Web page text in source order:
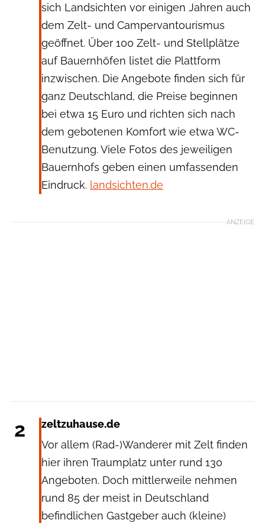
sich Landsichten vor einigen Jahren auch
dem Zelt- und Campervantourismus
geöffnet. Über 100 Zelt- und Stellplätze
auf Bauernhöfen listet die Plattform
inzwischen. Die Angebote finden sich für
ganz Deutschland, die Preise beginnen
bei etwa 15 Euro und richten sich nach
dem gebotenen Komfort wie etwa WC-
Benutzung. Viele Fotos des jeweiligen
Bauernhofs geben einen umfassenden
Eindruck. landsichten.de
ANZEIGE
2
zeltzuhause.de
Vor allem (Rad-)Wanderer mit Zelt finden
hier ihren Traumplatz unter rund 130
Angeboten. Doch mittlerweile nehmen
rund 85 der meist in Deutschland
befindlichen Gastgeber auch (kleine)